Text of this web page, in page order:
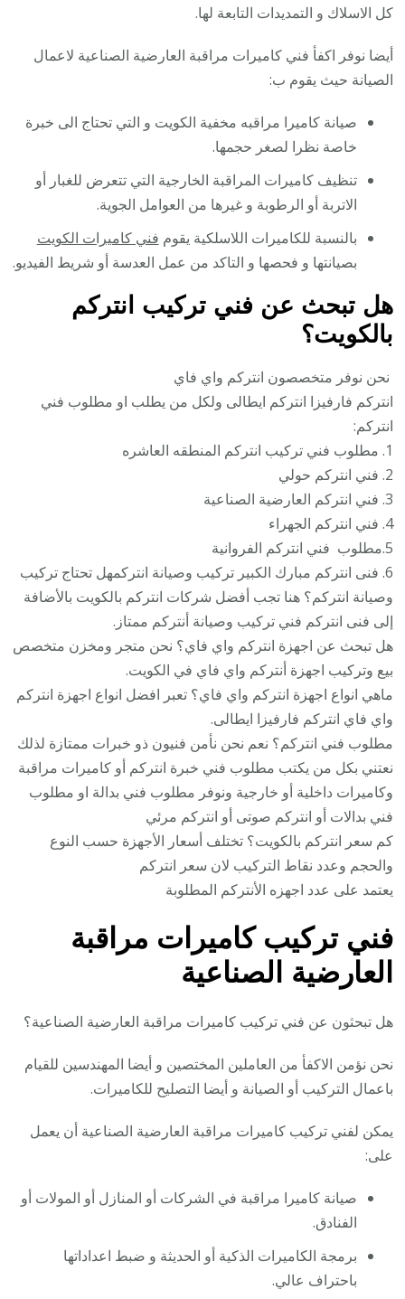
كل الاسلاك و التمديدات التابعة لها.
أيضا نوفر اكفأ فني كاميرات مراقبة العارضية الصناعية لاعمال
الصيانة حيث يقوم ب:
صيانة كاميرا مراقبه مخفية الكويت و التي تحتاج الى خبرة
خاصة نظرا لصغر حجمها.
تنظيف كاميرات المراقبة الخارجية التي تتعرض للغبار أو
الاتربة أو الرطوبة و غيرها من العوامل الجوية.
بالنسبة للكاميرات اللاسلكية يقوم فني كاميرات الكويت
بصيانتها و فحصها و التاكد من عمل العدسة أو شريط الفيديو.
هل تبحث عن فني تركيب انتركم
بالكويت؟
نحن نوفر متخصصون انتركم واي فاي
انتركم فارفيزا انتركم ايطالى ولكل من يطلب او مطلوب فني
انتركم:
1. مطلوب فني تركيب انتركم المنطقه العاشره
2. فني انتركم حولي
3. فني انتركم العارضية الصناعية
4. فني انتركم الجهراء
5.مطلوب فني انتركم الفروانية
6. فنى انتركم مبارك الكبير تركيب وصيانة انتركمهل تحتاج تركيب
وصيانة انتركم؟ هنا تجب أفضل شركات انتركم بالكويت بالأضافة
إلى فنى انتركم فني تركيب وصيانة أنتركم ممتاز.
هل تبحث عن اجهزة انتركم واي فاي؟ نحن متجر ومخزن متخصص
بيع وتركيب اجهزة أنتركم واي فاي في الكويت.
ماهي انواع اجهزة انتركم واي فاي؟ تعبر افضل انواع اجهزة انتركم
واي فاي انتركم فارفيزا ايطالى.
مطلوب فني انتركم؟ نعم نحن نأمن فنيون ذو خبرات ممتازة لذلك
نعتني بكل من يكتب مطلوب فني خبرة انتركم أو كاميرات مراقبة
وكاميرات داخلية أو خارجية ونوفر مطلوب فني بدالة او مطلوب
فني بدالات أو انتركم صوتى أو انتركم مرئي
كم سعر انتركم بالكويت؟ تختلف أسعار الأجهزة حسب النوع
والحجم وعدد نقاط التركيب لان سعر انتركم
يعتمد على عدد اجهزه الأنتركم المطلوبة
فني تركيب كاميرات مراقبة
العارضية الصناعية
هل تبحثون عن فني تركيب كاميرات مراقبة العارضية الصناعية؟
نحن نؤمن الاكفأ من العاملين المختصين و أيضا المهندسين للقيام
باعمال التركيب أو الصيانة و أيضا التصليح للكاميرات.
يمكن لفني تركيب كاميرات مراقبة العارضية الصناعية أن يعمل
على:
صيانة كاميرا مراقبة في الشركات أو المنازل أو المولات أو
الفنادق.
برمجة الكاميرات الذكية أو الحديثة و ضبط اعداداتها
باحتراف عالي.